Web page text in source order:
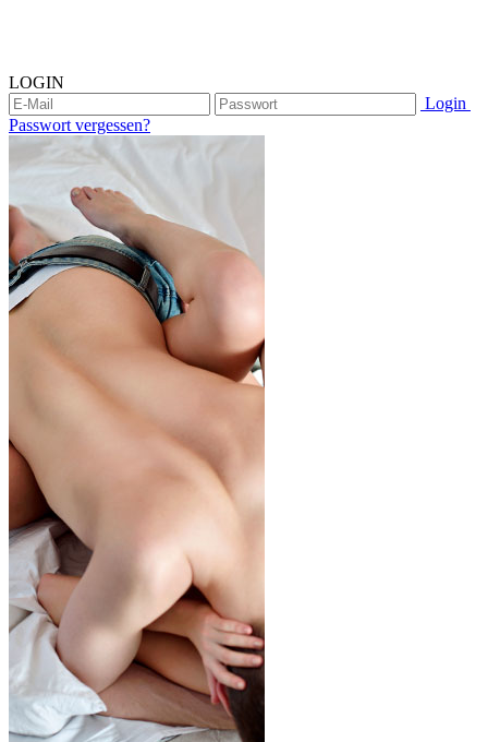
LOGIN
Login
Passwort vergessen?